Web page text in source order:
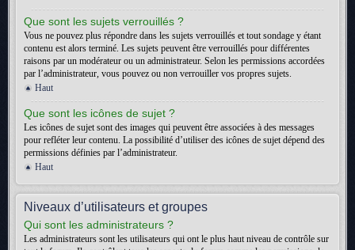
Que sont les sujets verrouillés ?
Vous ne pouvez plus répondre dans les sujets verrouillés et tout sondage y étant
contenu est alors terminé. Les sujets peuvent être verrouillés pour différentes
raisons par un modérateur ou un administrateur. Selon les permissions accordées
par l’administrateur, vous pouvez ou non verrouiller vos propres sujets.
Haut
Que sont les icônes de sujet ?
Les icônes de sujet sont des images qui peuvent être associées à des messages
pour refléter leur contenu. La possibilité d’utiliser des icônes de sujet dépend des
permissions définies par l’administrateur.
Haut
Niveaux d’utilisateurs et groupes
Qui sont les administrateurs ?
Les administrateurs sont les utilisateurs qui ont le plus haut niveau de contrôle sur